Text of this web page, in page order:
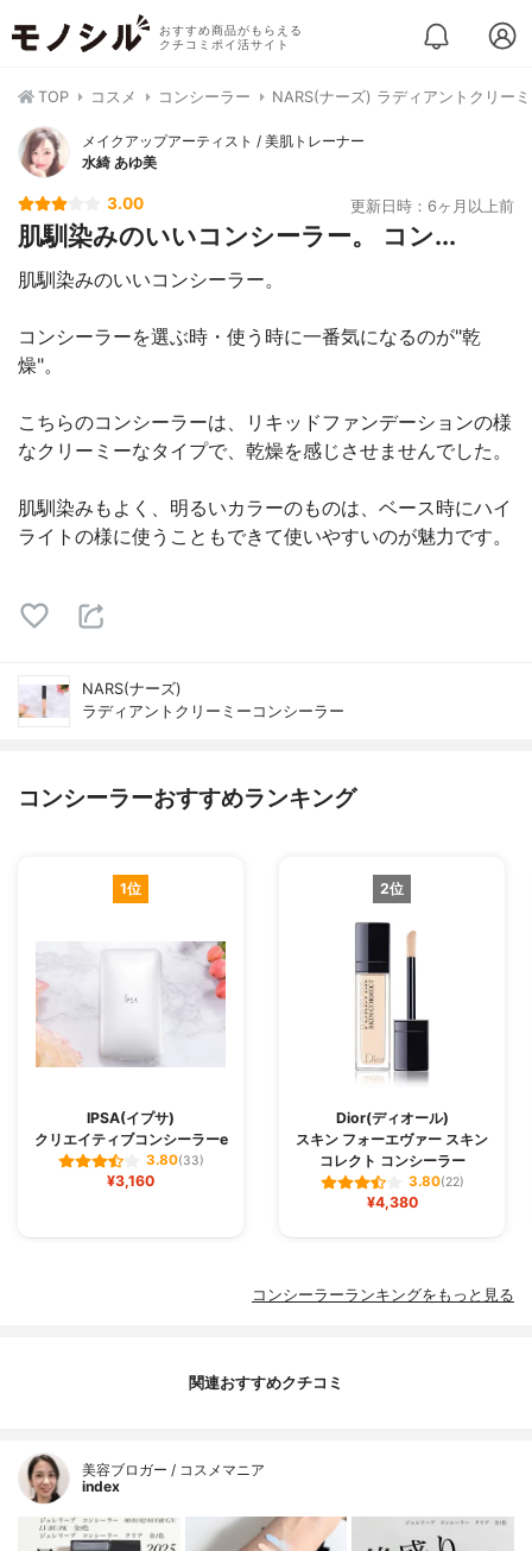
おすすめ商品がもらえる
クチコミポイ活サイト
TOP コスメ コンシーラー NARS(ナーズ) ラディアントクリー
メイクアップアーティスト / 美肌トレーナー
水綺 あゆ美
3.00 更新日時：6ヶ月以上前
肌馴染みのいいコンシーラー。 コン...
肌馴染みのいいコンシーラー。
コンシーラーを選ぶ時・使う時に一番気になるのが"乾
燥"。
こちらのコンシーラーは、リキッドファンデーションの様
なクリーミーなタイプで、乾燥を感じさせませんでした。
肌馴染みもよく、明るいカラーのものは、ベース時にハイ
ライトの様に使うこともできて使いやすいのが魅力です。
NARS(ナーズ)
ラディアントクリーミーコンシーラー
コンシーラーおすすめランキング
1位
IPSA(イプサ)
クリエイティブコンシーラーe
3.80(33)
¥3,160
2位
Dior(ディオール)
スキン フォーエヴァー スキン
コレクト コンシーラー
3.80(22)
¥4,380
コンシーラーランキングをもっと見る
関連おすすめクチコミ
美容ブロガー / コスメマニア
index